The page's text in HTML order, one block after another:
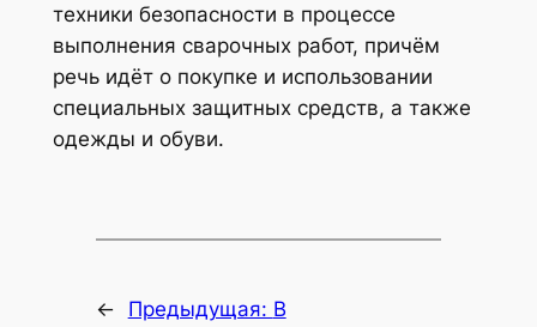
техники безопасности в процессе
выполнения сварочных работ, причём
речь идёт о покупке и использовании
специальных защитных средств, а также
одежды и обуви.
← Предыдущая: В